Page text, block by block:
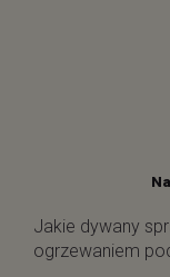
Jakie dywany
ogrzewaniem